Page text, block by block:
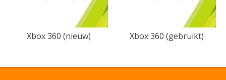
Xbox 360 (nieuw) Xbox 360 (gebruikt)